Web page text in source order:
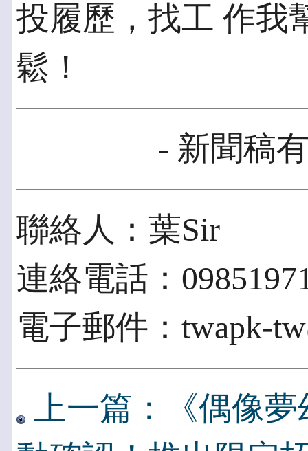
投履歷，找工 作我
鬆！
- 新聞稿
聯絡人：葉Sir
連絡電話：
電子郵件：twapk-
上一篇：《偶像